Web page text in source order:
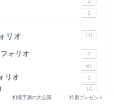
1
リオ 111
ォリオ 7
87
リオ 1
16
相場予測の大公開 特別プレゼント